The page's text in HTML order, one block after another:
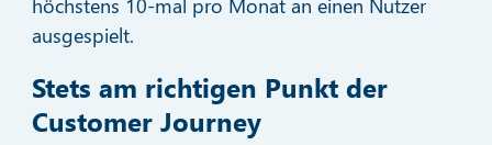
ausgespielt.
Stets am richtigen Punkt der
Customer Journey